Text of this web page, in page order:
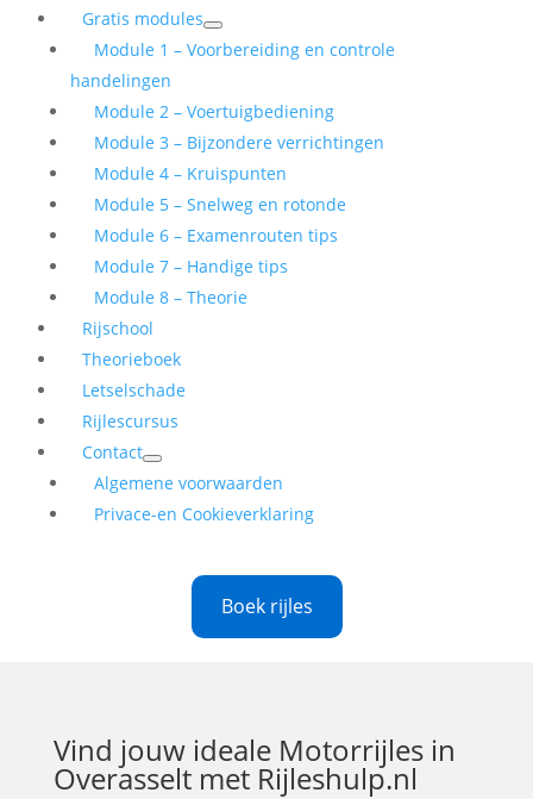
Gratis modules
Module 1 – Voorbereiding en controle
handelingen
Module 2 – Voertuigbediening
Module 3 – Bijzondere verrichtingen
Module 4 – Kruispunten
Module 5 – Snelweg en rotonde
Module 6 – Examenrouten tips
Module 7 – Handige tips
Module 8 – Theorie
Rijschool
Theorieboek
Letselschade
Rijlescursus
Contact
Algemene voorwaarden
Privace-en Cookieverklaring
Boek rijles
Vind jouw ideale Motorrijles in
Overasseltmet Rijleshulp.nl